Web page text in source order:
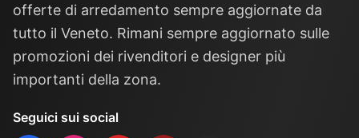
offerte di arredamento sempre aggiornate da
tutto il Veneto. Rimani sempre aggiornato sulle
promozioni dei rivenditori e designer più
importanti della zona.
Seguici sui social